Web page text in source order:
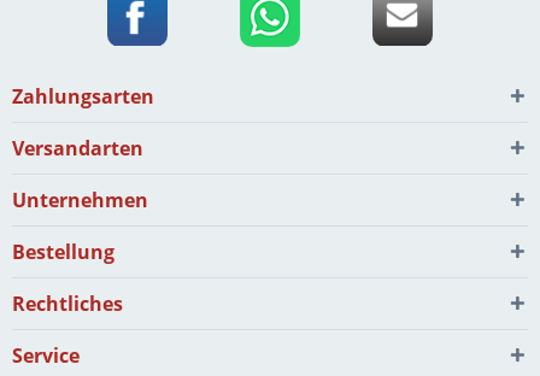
Zahlungsarten
Versandarten
Unternehmen
Bestellung
Rechtliches
Service